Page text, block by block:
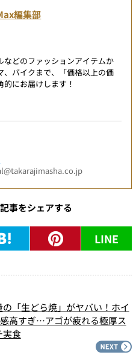
編集部
などのファッションアイテムか
、バイクまで、「価格以上の価
にお届けします！
事をシェアする
LINE
の「生どら焼」がヤバい！ホイ
高すぎ…アゴが疲れる極厚ス
実食